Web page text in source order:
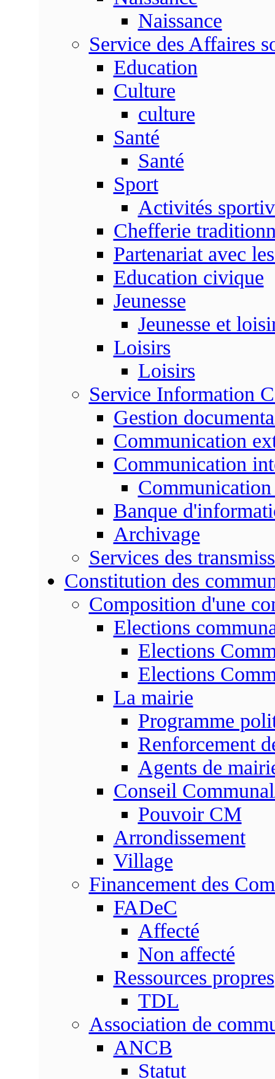
Naissance
Service des Affaires
Education
Culture
culture
Santé
Santé
Sport
Activités
Chefferie
Partenariat avec
Education civique
Jeunesse
Jeunesse et
Loisirs
Loisirs
Service Information
Gestion
Communication
Communication
Communication
Banque
Archivage
Services des
Constitution des
Composition d'une
Elections
Elections
Elections
La mairie
Programme
Renforcement
Agents de
Conseil
Pouvoir CM
Arrondissement
Village
Financement des
FADeC
Affecté
Non affecté
Ressources propres
TDL
Association de
ANCB
Statut